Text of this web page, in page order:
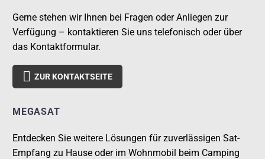
Gerne stehen wir Ihnen bei Fragen oder Anliegen zur
Verfügung – kontaktieren Sie uns telefonisch oder über
das Kontaktformular.
 ZUR KONTAKTSEITE
MEGASAT
Entdecken Sie weitere Lösungen für zuverlässigen Sat-
Empfang zu Hause oder im Wohnmobil beim Camping